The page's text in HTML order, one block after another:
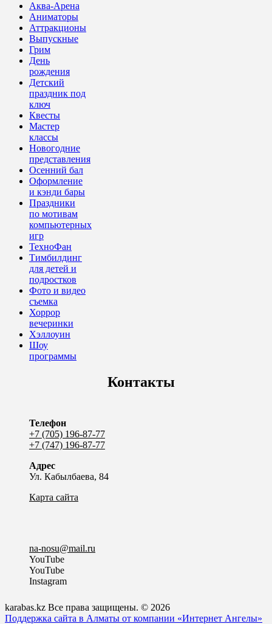
Аква-Арена
Аниматоры
Аттракционы
Выпускные
Грим
День
рождения
Детский
праздник под
ключ
Квесты
Мастер
классы
Новогодние
представления
Осенний бал
Оформление
и кэнди бары
Праздники
по мотивам
компьютерных
игр
ТехноФан
Тимбилдинг
для детей и
подростков
Фото и видео
съемка
Хоррор
вечеринки
Хэллоуин
Шоу
программы
Контакты
Телефон
+7 (705) 196-87-77
+7 (747) 196-87-77
Адрес
Ул. Кабылбаева, 84
Карта сайта
na-nosu@mail.ru
YouTube
YouTube
Instagram
karabas.kz Все права защищены. © 2026
Поддержка сайта в Алматы от компании «Интернет Ангелы»